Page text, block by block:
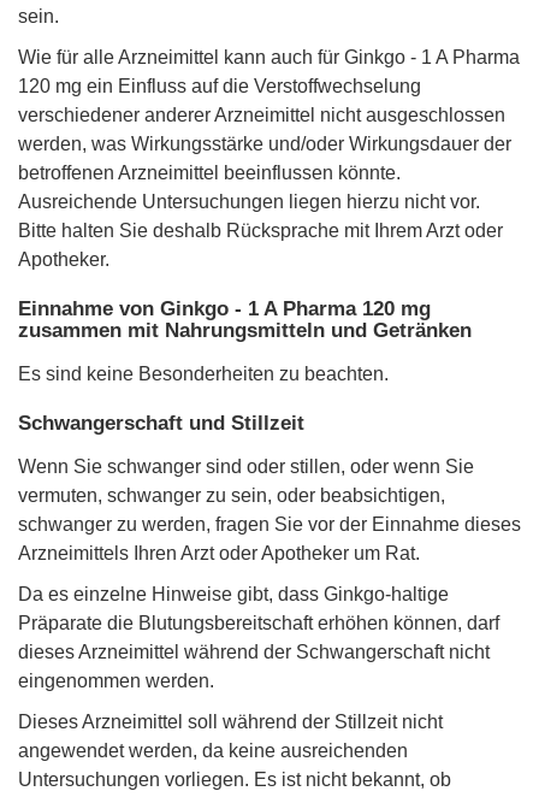
sein.
Wie für alle Arzneimittel kann auch für Ginkgo - 1 A Pharma
120 mg ein Einfluss auf die Verstoffwechselung
verschiedener anderer Arzneimittel nicht ausgeschlossen
werden, was Wirkungsstärke und/oder Wirkungsdauer der
betroffenen Arzneimittel beeinflussen könnte.
Ausreichende Untersuchungen liegen hierzu nicht vor.
Bitte halten Sie deshalb Rücksprache mit Ihrem Arzt oder
Apotheker.
Einnahme von Ginkgo - 1 A Pharma 120 mg
zusammen mit Nahrungsmitteln und Getränken
Es sind keine Besonderheiten zu beachten.
Schwangerschaft und Stillzeit
Wenn Sie schwanger sind oder stillen, oder wenn Sie
vermuten, schwanger zu sein, oder beabsichtigen,
schwanger zu werden, fragen Sie vor der Einnahme dieses
Arzneimittels Ihren Arzt oder Apotheker um Rat.
Da es einzelne Hinweise gibt, dass Ginkgo-haltige
Präparate die Blutungsbereitschaft erhöhen können, darf
dieses Arzneimittel während der Schwangerschaft nicht
eingenommen werden.
Dieses Arzneimittel soll während der Stillzeit nicht
angewendet werden, da keine ausreichenden
Untersuchungen vorliegen. Es ist nicht bekannt, ob